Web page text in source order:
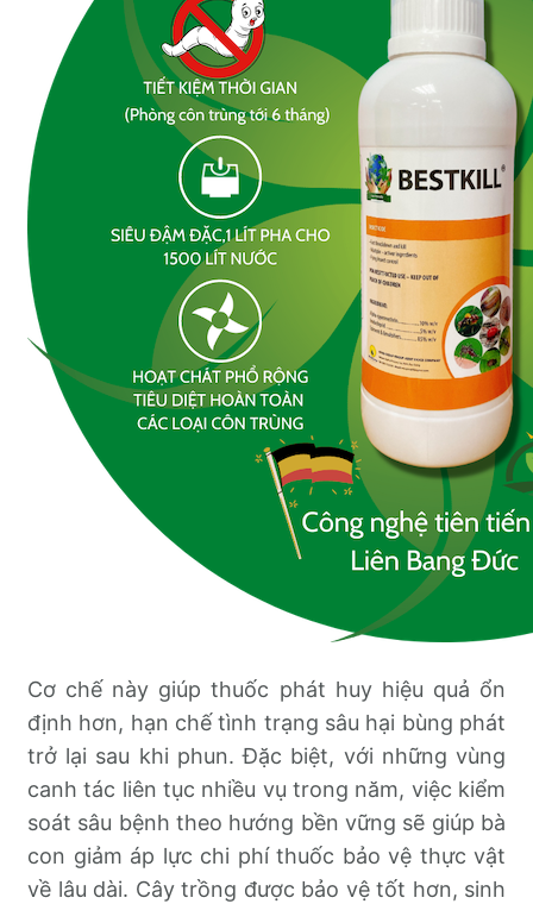
Cơ chế này giúp thuốc phát huy hiệu quả ổn
định hơn, hạn chế tình trạng sâu hại bùng phát
trở lại sau khi phun. Đặc biệt, với những vùng
canh tác liên tục nhiều vụ trong năm, việc kiểm
soát sâu bệnh theo hướng bền vững sẽ giúp bà
con giảm áp lực chi phí thuốc bảo vệ thực vật
về lâu dài. Cây trồng được bảo vệ tốt hơn, sinh